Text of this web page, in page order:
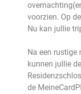
voorzien. Op
Nu kan jullie
Na een rustige
kunnen jullie
de